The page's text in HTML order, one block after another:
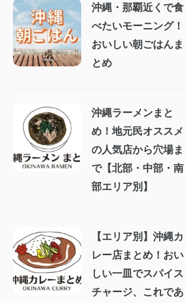
沖縄・那覇近くで食
べたいモーニング！
おいしい朝ごはんま
とめ
沖縄ラーメンまと
め！地元民オススメ
の人気店から穴場ま
で【北部・中部・南
部エリア別】
【エリア別】沖縄カ
レー店まとめ！おい
しい一皿でスパイス
チャージ、これであ